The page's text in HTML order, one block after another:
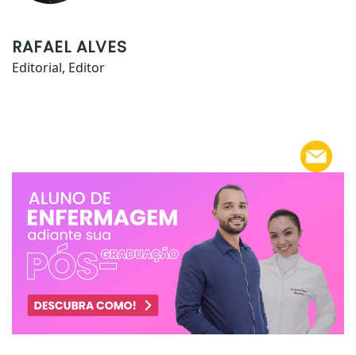
RAFAEL ALVES
Editorial, Editor